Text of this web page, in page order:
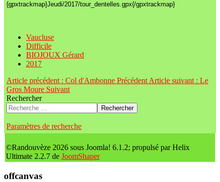
{gpxtrackmap}Jeudi/2017/tour_dentelles.gpx{/gpxtrackmap}
Vaucluse
Difficile
BIOJOUX Gérard
2017
Article précédent : Col d'Ambonne Précédent Article suivant : Le
Gros Moure Suivant
Rechercher
Rechercher
Paramètres de recherche
©Randouvèze 2026 sous Joomla! 6.1.2; propulsé par Helix
Ultimate 2.2.7 de JoomShaper
offcanvas